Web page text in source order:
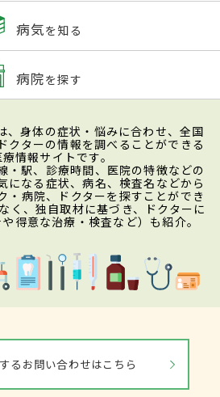
病気を知る
病院を探す
、身体の症状・悩みに合わせ、全国
クターの情報を調べることができる
情報サイトです。
・駅、診療時間、医院の特徴などの
になる症状、病名、検査名などから
・病院、ドクターを探すことができ
く、独自取材に基づき、ドクターに
得意な治療・検査など）も紹介。
るお問い合わせはこちら